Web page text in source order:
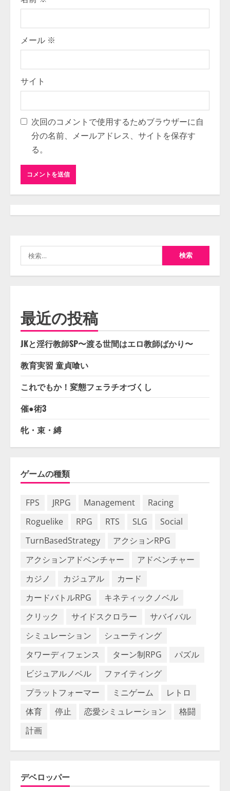
メール ※
サイト
次回のコメントで使用するためブラウザーに自
分の名前、メールアドレス、サイトを保存す
る。
索:
最近の投稿
JKと淫行教師SP〜渡る世間はエロ教師ばかり〜
教育実習 童貞喰い
これでもか！変態フェラチオづくし
催●術3
牝・束・縛
ゲームの種類
FPS JRPG Management
Racing
Roguelike
RPG RTS SLG
Social
TurnBasedStrategy
アクションRPG
アクションアドベンチャー
アドベンチャー
カジノ
カジュアル
カード
カードバトルRPG
キネティックノベル
クリック
サイドスクロラー
サバイバル
シミュレーション
シューティング
タワーディフェンス
ターン制RPG
パズル
ビジュアルノベル
ファイティング
プラットフォーマー
ミニゲーム
レトロ
体育
停止 恋愛シミュレーション
格闘
計画
デベロッパー